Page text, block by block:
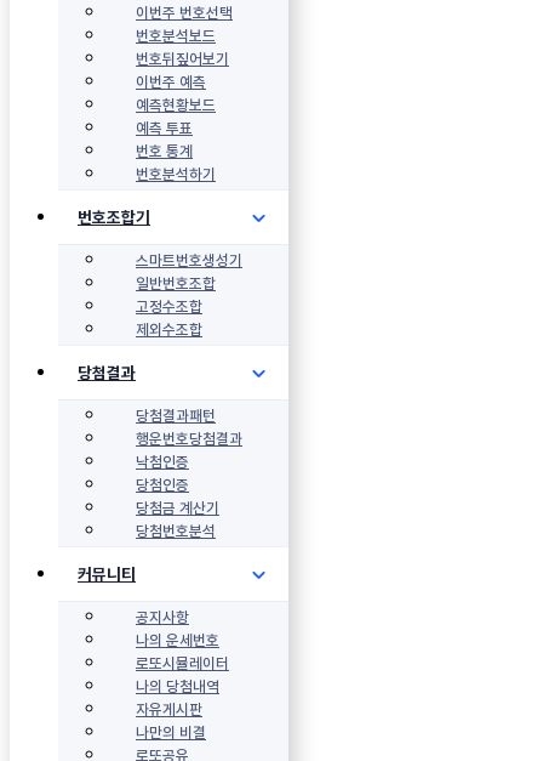
이번주 번호선택
번호분석보드
번호뒤짚어보기
이번주 예측
예측현황보드
예측 투표
번호 통계
번호분석하기
번호조합기
스마트번호생성기
일반번호조합
고정수조합
제외수조합
당첨결과
당첨결과패턴
행운번호당첨결과
낙첨인증
당첨인증
당첨금 계산기
당첨번호분석
커뮤니티
공지사항
나의 운세번호
로또시뮬레이터
나의 당첨내역
자유게시판
나만의 비결
로또공유